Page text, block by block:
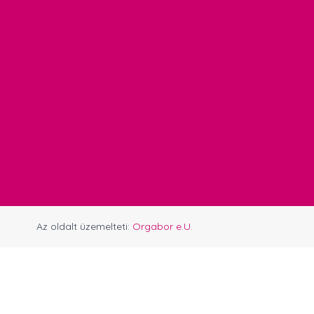
Az oldalt üzemelteti: Orgabor e.U.